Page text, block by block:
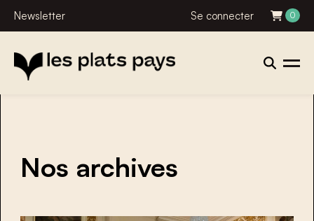
Newsletter Se connecter 0
Nos archives